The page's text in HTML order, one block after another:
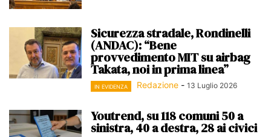
Sicurezza stradale, Rondinelli
(ANDAC): “Bene
provvedimento MIT su airbag
Takata, noi in prima linea”
IN EVIDENZA Redazione - 13 Luglio 2026
Youtrend, su 118 comuni 50 a
sinistra, 40 a destra, 28 ai civici